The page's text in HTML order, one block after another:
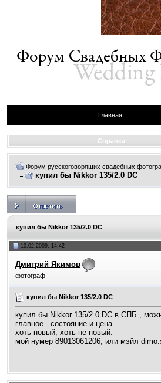
Главная
Справка
Форум русскоговорящих свадебных
купил бы Nikkor 135/2.0 DC
купил бы Nikkor 135/2.0 DC
10.02.2009, 14:42
Дмитрий Якимов
фотограф
купил бы Nikkor 135/2.0 DC
купил бы Nikkor 135/2.0 DC в СПБ ,
главное - состояние и цена.
хоть новый, хоть не новый.
мой нумер 89013061206, или мэйл